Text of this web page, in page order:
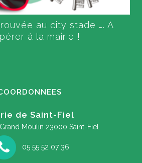
au city stade …. A
à la mairie !
de Saint-Fiel
Moulin 23000 Saint-Fiel
05 55 52 07 36